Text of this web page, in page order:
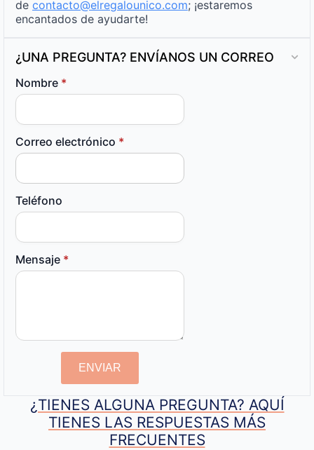
de contacto@elregalounico.com; ¡estaremos
encantados de ayudarte!
¿UNA PREGUNTA? ENVÍANOS UN CORREO
Nombre *
Correo electrónico *
Teléfono
Mensaje *
ENVIAR
¿TIENES ALGUNA PREGUNTA? AQUÍ
TIENES LAS RESPUESTAS MÁS
FRECUENTES